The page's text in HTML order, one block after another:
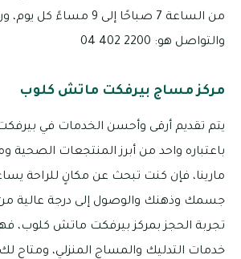
من الساعة 7 صباحًا إلى 9
والتواصل هو: 2200 402 04
مركز مساج بيرفكت ماتش كلوب
يتم تقديم أرقى وأحسن الخدمات في
باعتباره واحد من أبرز المنتجعات الصحية
مارينا، فإن كنت تبحث عن مكانٍ للراحة
جسمك وذهنك والوصول إلى درجة عالية من
تجربة الحجز بمركز بيرفكت ماتش كلوب،
خدمات التدليك والمساج المنزلي، ومتاح